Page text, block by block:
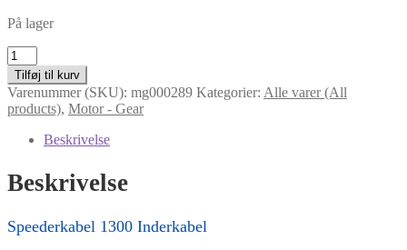
På lager
Speederkabel
1300
Inderkabel
antal
Tilføj til kurv
Varenummer (SKU): mg000289 Kategorier: Alle varer (All
products), Motor - Gear
Beskrivelse
Beskrivelse
Speederkabel 1300 Inderkabel